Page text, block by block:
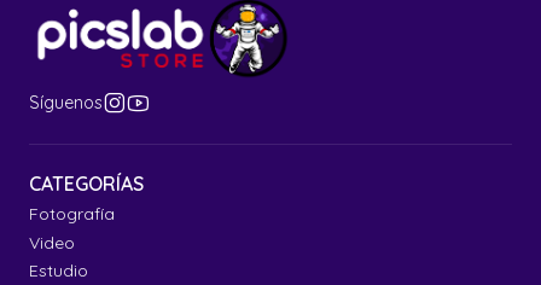
Síguenos
CATEGORÍAS
Fotografía
Video
Estudio